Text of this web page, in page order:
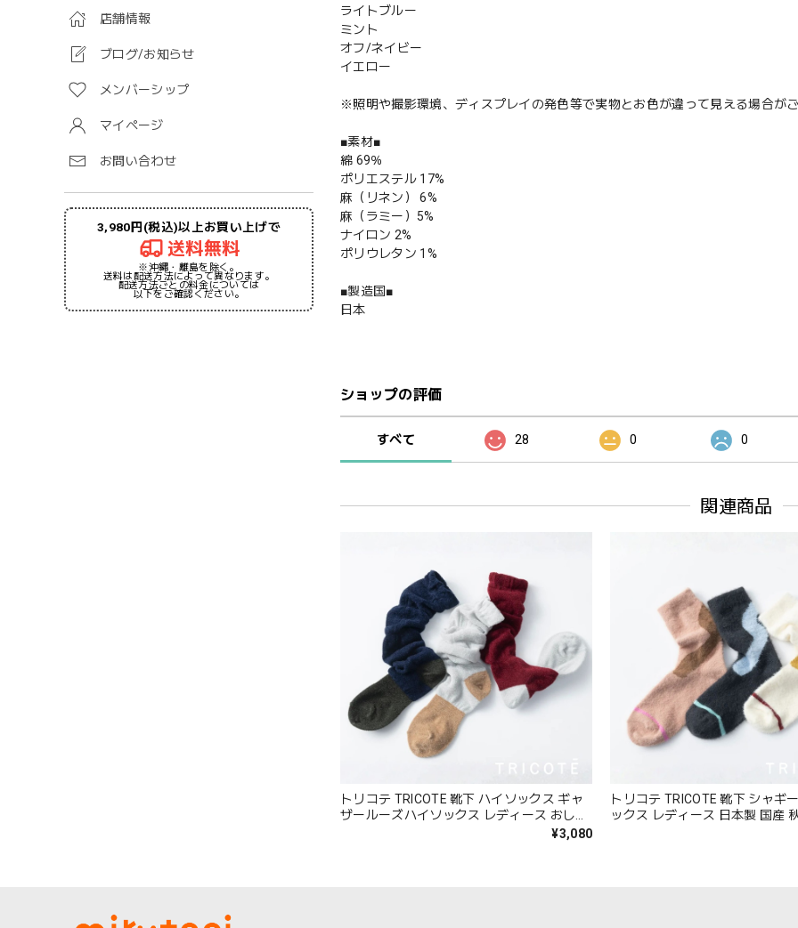
店舗情報
ブログ/お知らせ
メンバーシップ
マイページ
お問い合わせ
3,980円(税込)以上お買い上げで
送料無料
※沖縄・離島を除く。
送料は配送方法によって異なります。
配送方法ごとの料金については
以下をご確認ください。
ライトブルー
ミント
オフ/ネイビー
イエロー
※照明や撮影環境、ディスプレイの発色等で実物とお色が違って見える場合が
■素材■
綿 69％
ポリエステル 17%
麻（リネン） 6%
麻（ラミー）5%
ナイロン 2%
ポリウレタン 1%
■製造国■
日本
ショップの評価
すべて 28 0 0
関連商品
トリコテ TRICOTE 靴下 ハイソックス ギャ
ザールーズハイソックス レディース おしゃ
れ ゆったり 薄手 もこもこ ブランド 国産 日
¥3,080
トリコテ TRICOTE 靴下 シャギ
ックス レディース 日本製 国産